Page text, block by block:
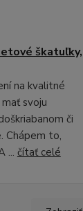
škatuľky,
na kvalitné
svoju
či
Chápem to,
... čítať celé